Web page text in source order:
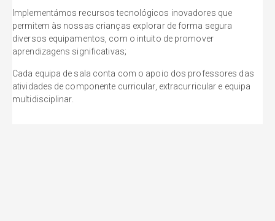
Implementámos recursos tecnológicos inovadores que
permitem às nossas crianças explorar de forma segura
diversos equipamentos, com o intuito de promover
aprendizagens significativas;
Cada equipa de sala conta com o apoio dos professores das
atividades de componente curricular, extracurricular e equipa
multidisciplinar.